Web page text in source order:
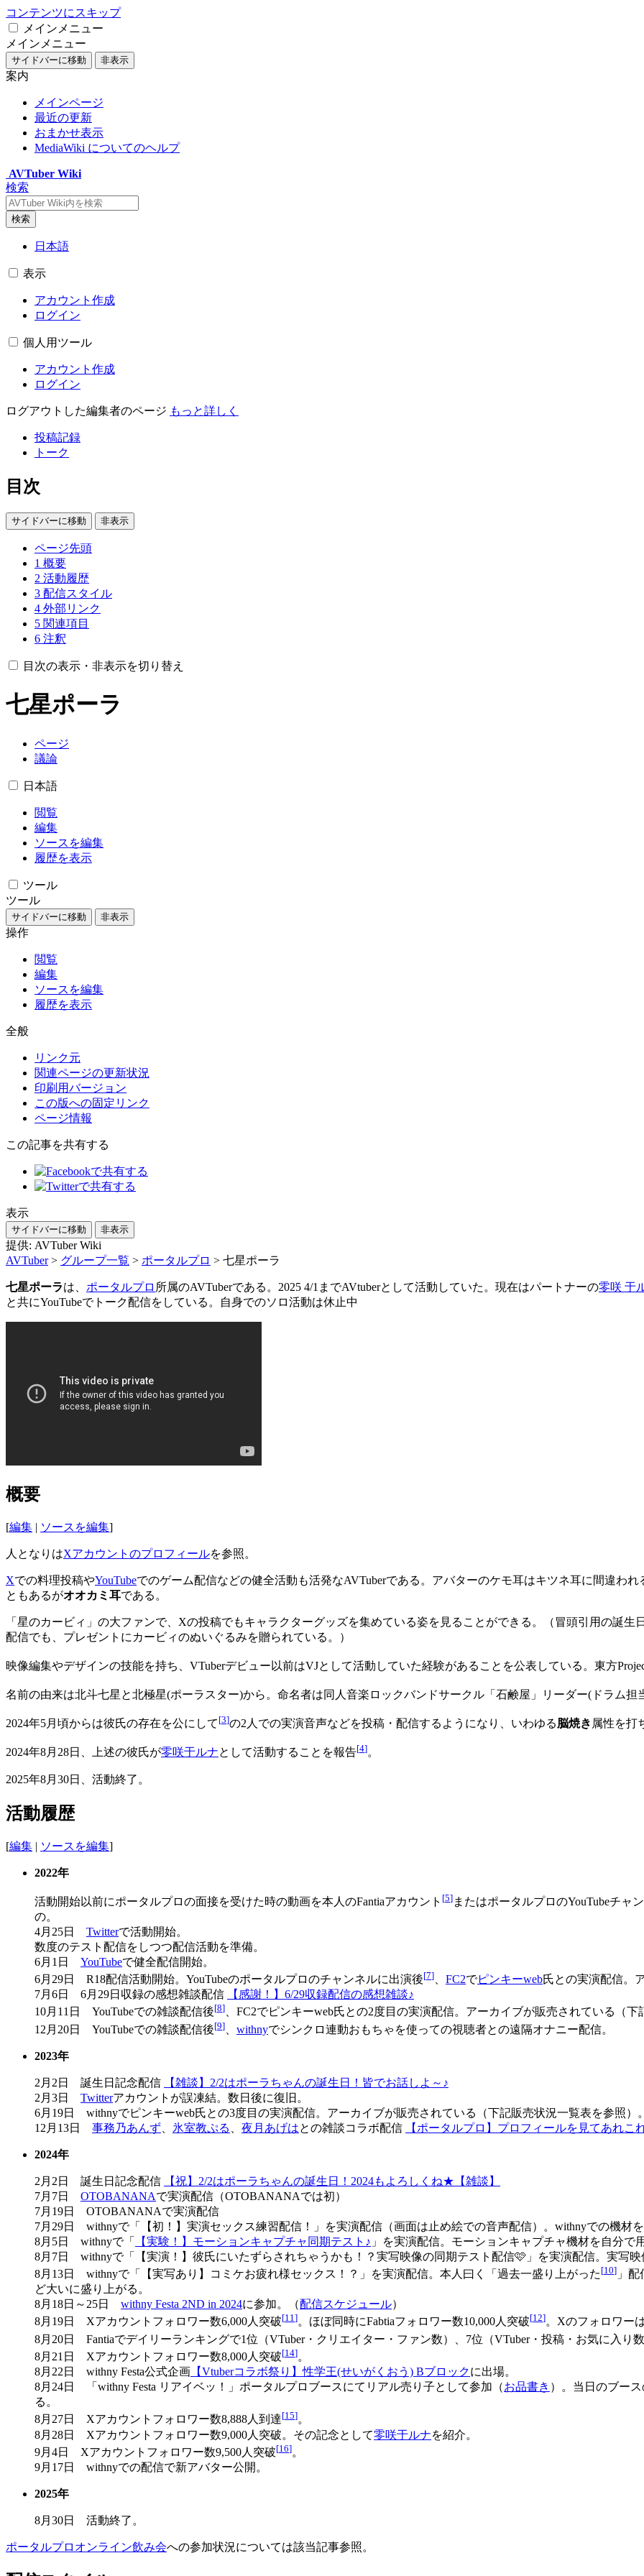
コンテンツにスキップ
メインメニュー
メインメニュー
サイドバーに移動 非表示
案内
メインページ
最近の更新
おまかせ表示
MediaWiki についてのヘルプ
AVTuber Wiki
検索
検索
日本語
表示
アカウント作成
ログイン
個人用ツール
アカウント作成
ログイン
ログアウトした編集者のページ もっと詳しく
投稿記録
トーク
目次
サイドバーに移動 非表示
ページ先頭
1 概要
2 活動履歴
3 配信スタイル
4 外部リンク
5 関連項目
6 注釈
目次の表示・非表示を切り替え
七星ポーラ
ページ
議論
日本語
閲覧
編集
ソースを編集
履歴を表示
ツール
ツール
サイドバーに移動 非表示
操作
閲覧
編集
ソースを編集
履歴を表示
全般
リンク元
関連ページの更新状況
印刷用バージョン
この版への固定リンク
ページ情報
この記事を共有する
表示
サイドバーに移動 非表示
提供: AVTuber Wiki
AVTuber> グループ一覧 > ポータルプロ > 七星ポーラ
七星ポーラは、 ポータルプロ 所属のAVTuberである。2025 4/1までAVtuberとして活動していた。現在はパートナーの零咲 于
と共にYouTubeでトーク配信をしている。自身でのソロ活動は休止中
概要
[編集 | ソースを編集]
人となりはXアカウントのプロフィールを参照。
Xでの料理投稿やYouTubeでのゲーム配信などの健全活動も活発なAVTuberである。アバターのケモ耳はキツネ耳に間違われ
ともあるがオオカミ耳である。
「星のカービィ」の大ファンで、Xの投稿でもキャラクターグッズを集めている姿を見ることができる。（冒頭引用の誕生
配信でも、プレゼントにカービィのぬいぐるみを贈られている。）
映像編集やデザインの技能を持ち、VTuberデビュー以前はVJとして活動していた経験があることを公表している。東方
名前の由来は北斗七星と北極星(ポーラスター)から。命名者は同人音楽ロックバンドサークル「石鹸屋」リーダー(ドラム担
2024年5月頃からは彼氏の存在を公にして [3]の2人での実演音声などを投稿・配信するようになり、いわゆる脳焼き 属性を打
2024年8月28日、上述の彼氏が零咲于ルナとして活動することを報告[4]。
2025年8月30日、活動終了。
活動履歴
[編集 | ソースを編集]
2022年
活動開始以前にポータルプロの面接を受けた時の動画を本人のFantiaアカウント [5] またはポータルプロのYouTubeチャ
の。
4月25日 Twitterで活動開始。
数度のテスト配信をしつつ配信活動を準備。
6月1日 YouTubeで健全配信開始。
6月29日 R18配信活動開始。YouTubeのポータルプロのチャンネルに出演後[7] FC2でピンキーweb氏との実演配信。
7月6日 6月29日収録の感想雑談配信
【感謝！】6/29収録配信の感想雑談♪
10月11日 YouTubeでの雑談配信後[8]、FC2でピンキーweb氏との2度目の実演配信。アーカイブが販売されている（下
12月20日 YouTubeでの雑談配信後[9] withnyでシンクロ連動おもちゃを使っての視聴者との遠隔オナニー配信。
2023年
2月2日 誕生日記念配信
【雑談】2/2はポーラちゃんの誕生日！皆でお話しよ～♪
2月3日 Twitterアカウントが誤凍結。数日後に復旧。
6月19日 withnyでピンキーweb氏との3度目の実演配信。アーカイブが販売されている（下記販売状況一覧表を参照）。
12月13日 事務乃あんず 氷室教ぷる 夜月あげはとの雑談コラボ配信 【ポータルプロ】プロフィールを見てあれこ
2024年
2月2日 誕生日記念配信
【祝】2/2はポーラちゃんの誕生日！2024もよろしくね★【雑談】
7月7日 OTOBANANAで実演配信（OTOBANANAでは初）
7月19日 OTOBANANAで実演配信
7月29日 withnyで「【初！】実演セックス練習配信！」を実演配信（画面は止め絵での音声配信）。withnyでの機材を
8月5日 withnyで「
【実験！】モーションキャプチャ同期テスト♪ 」を実演配信。モーションキャプチャ機材を自分で
8月7日 withnyで「【実演！】彼氏にいたずらされちゃうかも！？実写映像の同期テスト配信🩷」を実演配信。実写映
8月13日 withnyで「【実写あり】コミケお疲れ様セックス！？」を実演配信。本人曰く「過去一盛り上がった [10] 」
ど大いに盛り上がる。
8月18日～25日 withny Festa 2ND in 2024に参加。（配信スケジュール）
8月19日 Xアカウントフォロワー数6,000人突破[11]。ほぼ同時にFabtiaフォロワー数10,000人突破[12]。Xのフォロワー
8月20日 Fantiaでデイリーランキングで1位（VTuber・クリエイター・ファン数）、7位（VTuber・投稿・お気に入り
8月21日 Xアカウントフォロワー数8,000人突破[14]。
8月22日 withny Festa公式企画 【Vtuberコラボ祭り】性学王(せいがくおう) Bブロックに出場。
8月24日 「withny Festa リアイベッ！」ポータルプロブースにてリアル売り子として参加（お品書き ）。当日のブー
る。
8月27日 Xアカウントフォロワー数8,888人到達[15]。
8月28日 Xアカウントフォロワー数9,000人突破。その記念として零咲于ルナを紹介。
9月4日 Xアカウントフォロワー数9,500人突破[16]。
9月17日 withnyでの配信で新アバター公開。
2025年
8月30日 活動終了。
ポータルプロオンライン飲み会への参加状況については該当記事参照。